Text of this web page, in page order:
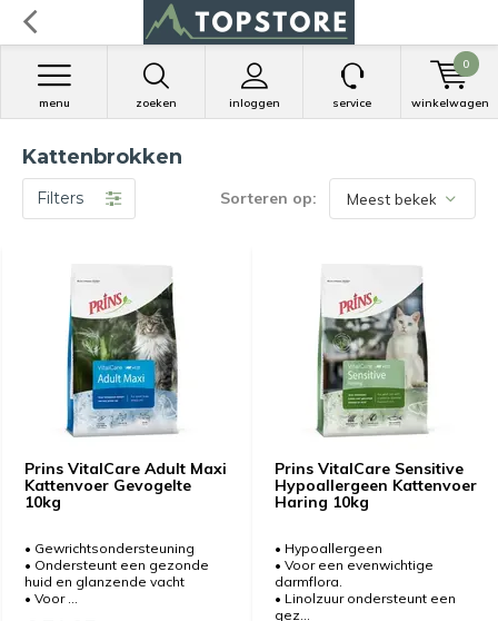
zoeken inloggen
menu service winkelwagen
0
Kattenbrokken
Filters Sorteren op:
Prins VitalCare Adult Maxi
Kattenvoer Gevogelte
10kg
• Gewrichtsondersteuning
• Ondersteunt een gezonde
huid en glanzende vacht
• Voor ...
Prins VitalCare Sensitive
Hypoallergeen Kattenvoer
Haring 10kg
• Hypoallergeen
• Voor een evenwichtige
darmflora.
• Linolzuur ondersteunt een
gez...